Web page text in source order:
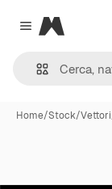
Close menu
Magnific
Home/Stock/Vettori